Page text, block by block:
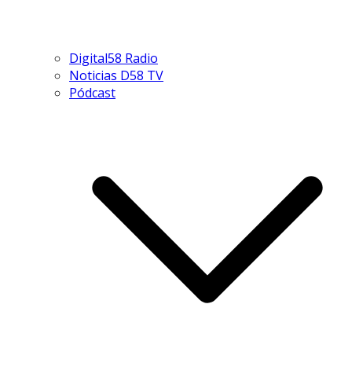
Digital58 Radio
Noticias D58 TV
Pódcast